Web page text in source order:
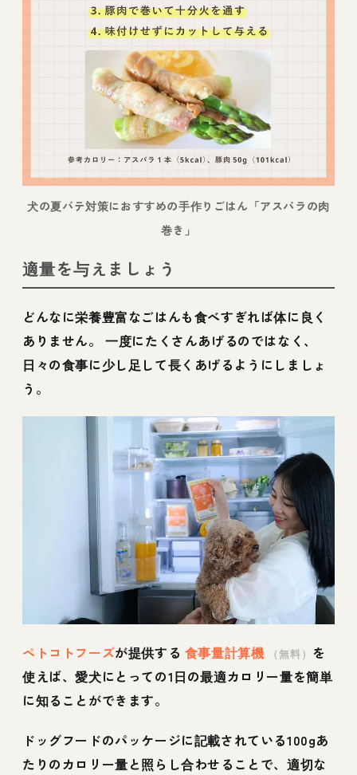
犬の夏バテ対策におすすめの手作りごはん「アスパラの肉
巻き」
適量を与えましょう
どんなに栄養豊富なごはんも食べすぎれば体に良く
ありません。 一度にたくさんあげるのではなく、
日々の食事に少し足して長くあげるようにしましょ
う。
ペトコトフーズが提供する 食事量計算機 （無料） を
使えば、愛犬にとっての1日の最適カロリー量を簡単
に知ることができます。
ドッグフードのパッケージに記載されている100gあ
たりのカロリー量と照らし合わせることで、適切な